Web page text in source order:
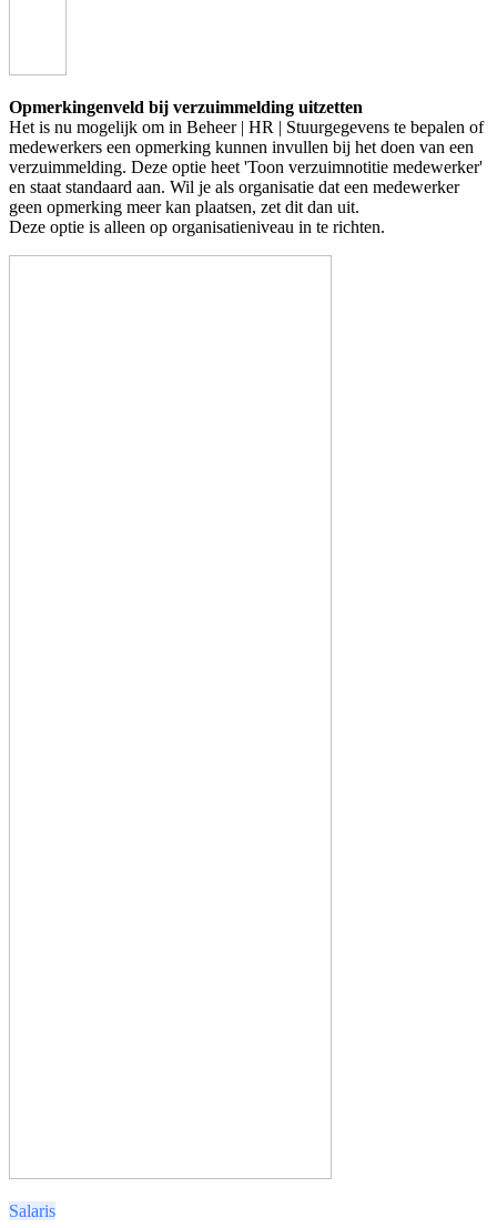
Opmerkingenveld bij verzuimmelding uitzetten
Het is nu mogelijk om in Beheer | HR | Stuurgegevens te bepalen of
medewerkers een opmerking kunnen invullen bij het doen van een
verzuimmelding. Deze optie heet 'Toon verzuimnotitie medewerker'
en staat standaard aan. Wil je als organisatie dat een medewerker
geen opmerking meer kan plaatsen, zet dit dan uit.
Deze optie is alleen op organisatieniveau in te richten.
Salaris